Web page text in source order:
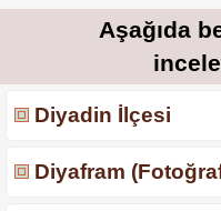
Aşağıda
Diyadin İlçesi
Diyafram